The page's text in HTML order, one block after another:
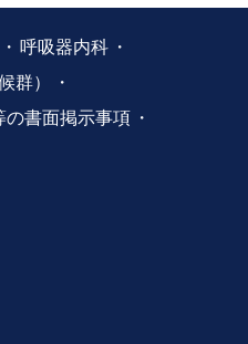
呼吸器内科
群）
の書面掲示事項